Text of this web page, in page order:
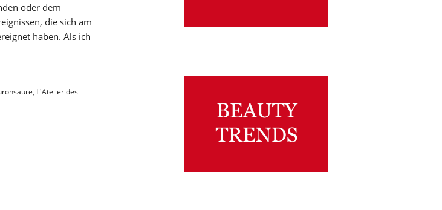
oder dem
die sich am
haben. Als ich
, L'Atelier des